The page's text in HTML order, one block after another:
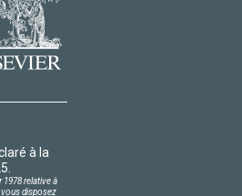
à la
1978 relative à
vous disposez